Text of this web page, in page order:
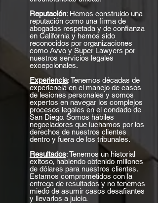
Reputación: Hemos construido una
reputación como una firma de
abogados respetada y de confianza
en California y hemos sido
reconocidos por organizaciones
como Avvo y Super Lawyers por
nuestros servicios legales
excepcionales.
Experiencia: Tenemos décadas de
experiencia en el manejo de casos
de lesiones personales y somos
expertos en navegar los complejos
procesos legales en el condado de
San Diego. Somos hábiles
negociadores que luchamos por los
derechos de nuestros clientes
dentro y fuera de los tribunales.
Resultados: Tenemos un historial
exitoso, habiendo obtenido millones
de dólares para nuestros clientes.
Estamos comprometidos con la
entrega de resultados y no tenemos
miedo de asumir casos desafiantes
y llevarlos a juicio.